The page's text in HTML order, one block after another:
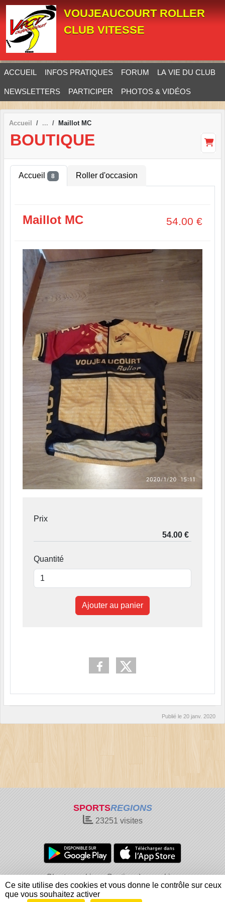
VOUJEAUCOURT ROLLER
CLUB VITESSE
ACCUEIL INFOS PRATIQUES FORUM LA VIE DU CLUB
NEWSLETTERS PARTICIPER PHOTOS & VIDÉOS
Accueil Maillot MC
BOUTIQUE
Accueil 8 Roller d'occasion
Maillot MC 54.00 €
Prix
Quantité
Ajouter au panier
Publié le 20 janv. 2020
SPORTSREGIONS
23251 visites
Charte cookies
Gestion des cookies
Informations légales
Signaler un contenu inapproprié
Panneau de gestion des cookies
Ce site utilise des cookies et vous donne le contrôle sur ceux
que vous souhaitez activer